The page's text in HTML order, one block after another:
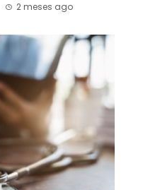
2 meses ago